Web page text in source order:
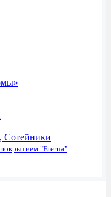
Сотейники
"Eterna"